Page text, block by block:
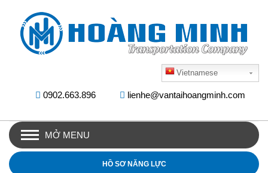
Vietnamese
0902.663.896 lienhe@vantaihoangminh.com
MỞ MENU
HỒ SƠ NĂNG LỰC